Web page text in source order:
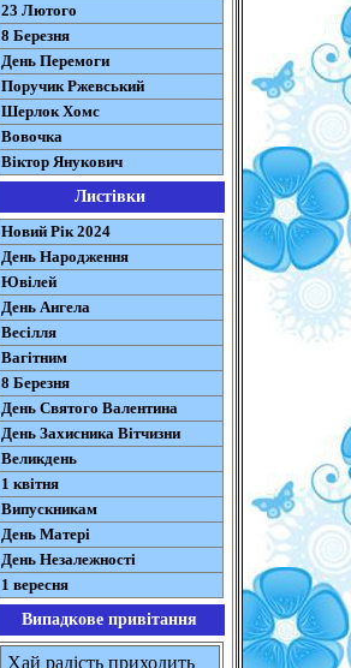
23 Лютого
8 Березня
День Перемоги
Поручик Ржевський
Шерлок Хомс
Вовочка
Віктор Янукович
Листівки
Новий Рік 2024
День Народження
Ювілей
День Ангела
Весілля
Вагітним
8 Березня
День Святого Валентина
День Захисника Вітчизни
Великдень
1 квітня
Випускникам
День Матері
День Незалежності
1 вересня
Випадкове привітання
Хай радість приходить